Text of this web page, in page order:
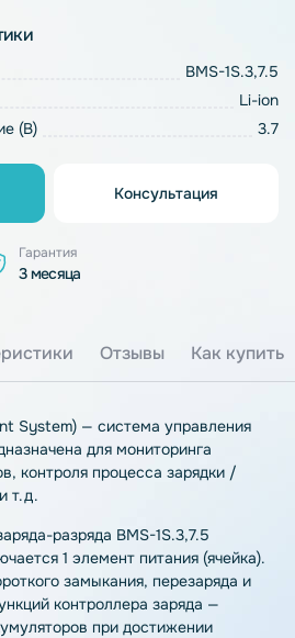
BMS-1S.3,7.5
Li-ion
(В)
3.7
Консультация
Гарантия
3 месяца
Отзывы Как купить
System) — система управления
для мониторинга
контроля процесса зарядки /
т.д.
разряда BMS-1S.3,7.5
1 элемент питания (ячейка).
замыкания, перезаряда и
контроллера заряда —
при достижении